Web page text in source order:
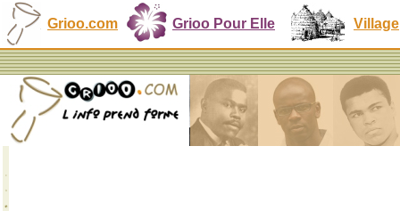
Grioo.com Grioo Pour Elle Village